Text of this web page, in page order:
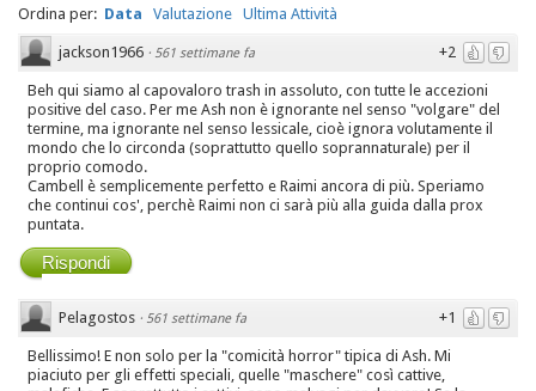
Ordina per: Data Valutazione Ultima Attività
+2
jackson1966 · 561 settimane fa
Beh qui siamo al capovaloro trash in assoluto, con tutte le accezioni
positive del caso. Per me Ash non è ignorante nel senso "volgare" del
termine, ma ignorante nel senso lessicale, cioè ignora volutamente il
mondo che lo circonda (soprattutto quello soprannaturale) per il
proprio comodo.
Cambell è semplicemente perfetto e Raimi ancora di più. Speriamo
che continui cos', perchè Raimi non ci sarà più alla guida dalla prox
puntata.
Rispondi
+1
Pelagostos · 561 settimane fa
Bellissimo! E non solo per la "comicità horror" tipica di Ash. Mi
piaciuto per gli effetti speciali, quelle "maschere" così cattive,